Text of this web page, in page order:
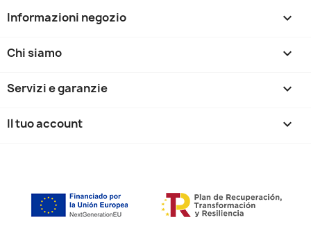
Informazioni negozio keyboard_arrow_down
Chi siamo 
Servizi e garanzie 
Il tuo account 